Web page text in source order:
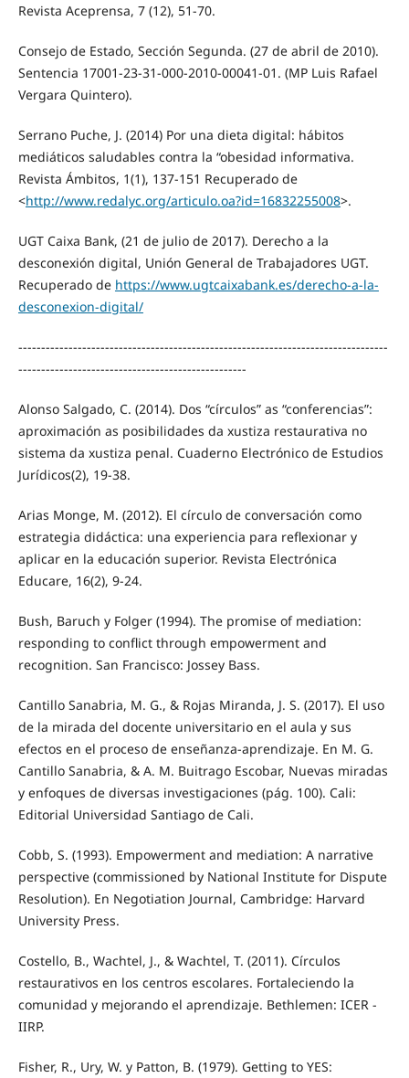
Revista Aceprensa, 7 (12), 51-70.
Consejo de Estado, Sección Segunda. (27 de abril de 2010).
Sentencia 17001-23-31-000-2010-00041-01. (MP Luis Rafael
Vergara Quintero).
Serrano Puche, J. (2014) Por una dieta digital: hábitos
mediáticos saludables contra la “obesidad informativa.
Revista Ámbitos, 1(1), 137-151 Recuperado de
<http://www.redalyc.org/articulo.oa?id=16832255008>.
UGT Caixa Bank, (21 de julio de 2017). Derecho a la
desconexión digital, Unión General de Trabajadores UGT.
Recuperado de https://www.ugtcaixabank.es/derecho-a-la-
desconexion-digital/
---------------------------------------------------------------------------------
--------------------------------------------------
Alonso Salgado, C. (2014). Dos “círculos” as “conferencias”:
aproximación as posibilidades da xustiza restaurativa no
sistema da xustiza penal. Cuaderno Electrónico de Estudios
Jurídicos(2), 19-38.
Arias Monge, M. (2012). El círculo de conversación como
estrategia didáctica: una experiencia para reflexionar y
aplicar en la educación superior. Revista Electrónica
Educare, 16(2), 9-24.
Bush, Baruch y Folger (1994). The promise of mediation:
responding to conflict through empowerment and
recognition. San Francisco: Jossey Bass.
Cantillo Sanabria, M. G., & Rojas Miranda, J. S. (2017). El uso
de la mirada del docente universitario en el aula y sus
efectos en el proceso de enseñanza-aprendizaje. En M. G.
Cantillo Sanabria, & A. M. Buitrago Escobar, Nuevas miradas
y enfoques de diversas investigaciones (pág. 100). Cali:
Editorial Universidad Santiago de Cali.
Cobb, S. (1993). Empowerment and mediation: A narrative
perspective (commissioned by National Institute for Dispute
Resolution). En Negotiation Journal, Cambridge: Harvard
University Press.
Costello, B., Wachtel, J., & Wachtel, T. (2011). Círculos
restaurativos en los centros escolares. Fortaleciendo la
comunidad y mejorando el aprendizaje. Bethlemen: ICER -
IIRP.
Fisher, R., Ury, W. y Patton, B. (1979). Getting to YES: